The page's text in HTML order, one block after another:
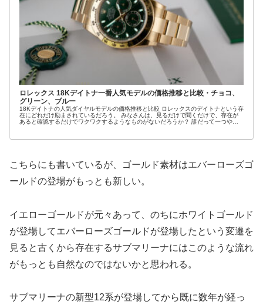
ロレックス 18Kデイトナ一番人気モデルの価格推移と比較・チョコ、
グリーン、ブルー
18Kデイトナの人気ダイヤルモデルの価格推移と比較 ロレックスのデイトナという存
在にどれだけ励まされているだろう。 みなさんは、見るだけで聞くだけで、存在が
あると確認するだけでワクワクするようなものがないだろうか？ 誰だって一つや二
こちらにも書いているが、ゴールド素材はエバーローズゴ
ールドの登場がもっとも新しい。
イエローゴールドが元々あって、のちにホワイトゴールド
が登場してエバーローズゴールドが登場したという変遷を
見ると古くから存在するサブマリーナにはこのような流れ
がもっとも自然なのではないかと思われる。
サブマリーナの新型12系が登場してから既に数年が経っ